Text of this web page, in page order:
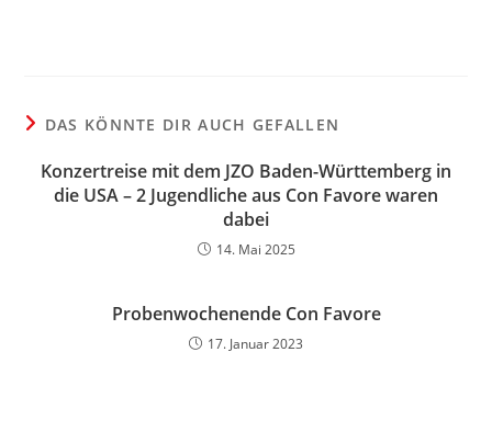
DAS KÖNNTE DIR AUCH GEFALLEN
Konzertreise mit dem JZO Baden-Württemberg in
die USA – 2 Jugendliche aus Con Favore waren
dabei
14. Mai 2025
Probenwochenende Con Favore
17. Januar 2023